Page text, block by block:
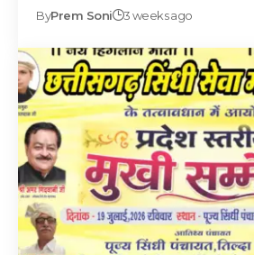
ByPrem Soni 3 weeks ago